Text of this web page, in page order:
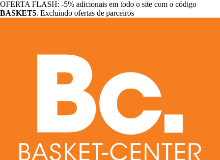
OFERTA FLASH: -5% adicionais em todo o site com o código
BASKET5. Excluindo ofertas de parceiros